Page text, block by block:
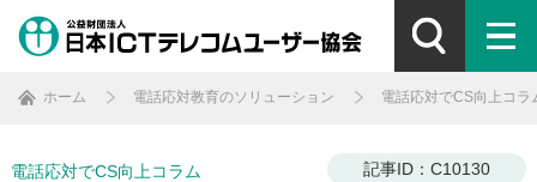
ホーム 電話応対教育のソリューション 電話応対でCS向上コラ
電話応対でCS向上コラム 記事ID：C10130